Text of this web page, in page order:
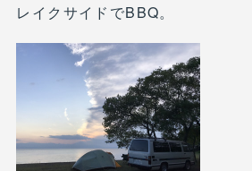
レイクサイドでBBQ。